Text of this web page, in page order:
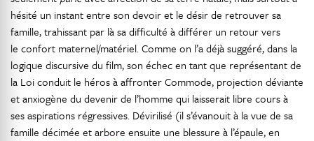
hésité un instant entre son devoir et le désir de retrouver sa
famille, trahissant par là sa difficulté à différer un retour vers
le confort maternel/matériel. Comme on l’a déjà suggéré, dans la
logique discursive du film, son échec en tant que représentant de
la Loi conduit le héros à affronter Commode, projection déviante
et anxiogène du devenir de l’homme qui laisserait libre cours à
ses aspirations régressives. Dévirilisé (il s’évanouit à la vue de sa
famille décimée et arbore ensuite une blessure à l’épaule, en